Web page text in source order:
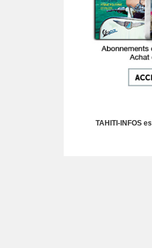
TAHITI-INFOS